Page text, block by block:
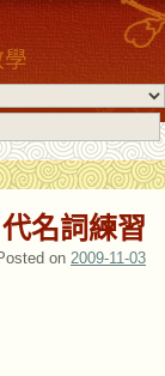
代名詞練習
on 2009-11-03